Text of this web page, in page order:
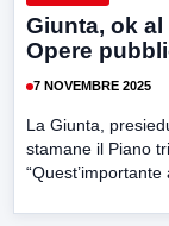
Giunta, ok
Opere
7 NOVEMBRE 2025
La Giunta,
stamane il Piano
“Quest’importante